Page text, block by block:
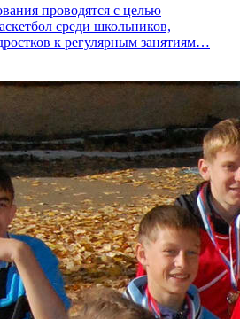
проводятся с целью
среди школьников,
к регулярным занятиям…